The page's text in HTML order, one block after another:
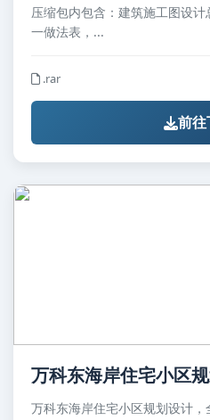
压缩包内包含：建筑施工图设
一做法表，...
.rar
前
万科东海岸住宅小区
万科东海岸住宅小区规划设计，